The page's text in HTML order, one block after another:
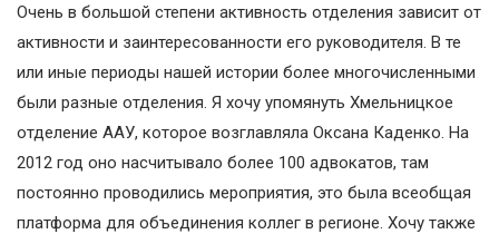
Очень в большой степени активность отделения зависит от
активности и заинтересованности его руководителя. В те
или иные периоды нашей истории более многочисленными
были разные отделения. Я хочу упомянуть Хмельницкое
отделение ААУ, которое возглавляла Оксана Каденко. На
2012 год оно насчитывало более 100 адвокатов, там
постоянно проводились мероприятия, это была всеобщая
платформа для объединения коллег в регионе. Хочу также